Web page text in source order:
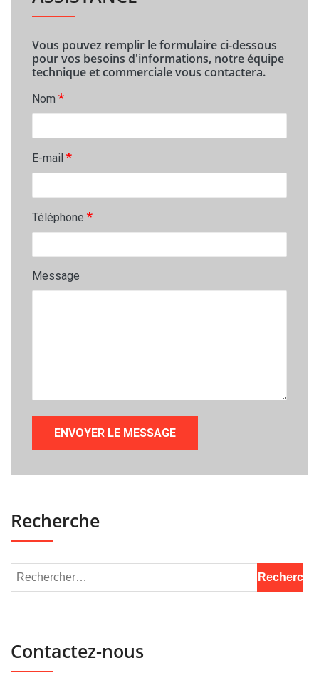
Vous pouvez remplir le formulaire ci-dessous
pour vos besoins d'informations, notre équipe
technique et commerciale vous contactera.
Nom *
E-mail *
Téléphone *
Message
Recherche
Contactez-nous